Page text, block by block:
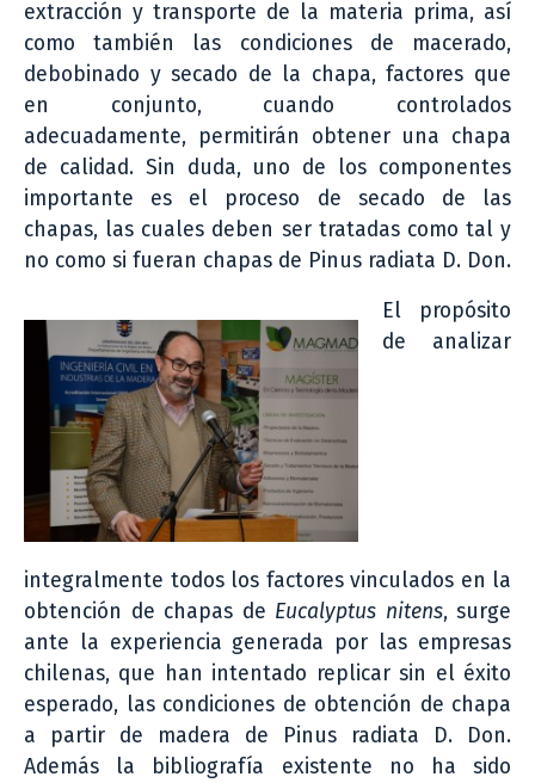
extracción y transporte de la materia prima, así
como también las condiciones de macerado,
debobinado y secado de la chapa, factores que
en conjunto, cuando controlados
adecuadamente, permitirán obtener una chapa
de calidad. Sin duda, uno de los componentes
importante es el proceso de secado de las
chapas, las cuales deben ser tratadas como tal y
no como si fueran chapas de Pinus radiata D. Don.
El propósito
de analizar
integralmente todos los factores vinculados en la
obtención de chapas de Eucalyptus nitens, surge
ante la experiencia generada por las empresas
chilenas, que han intentado replicar sin el éxito
esperado, las condiciones de obtención de chapa
a partir de madera de Pinus radiata D. Don.
Además la bibliografía existente no ha sido